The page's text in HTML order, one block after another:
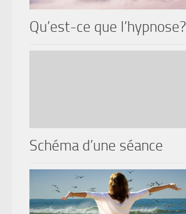
Qu’est-ce que l’hypnose?
Schéma d’une séance